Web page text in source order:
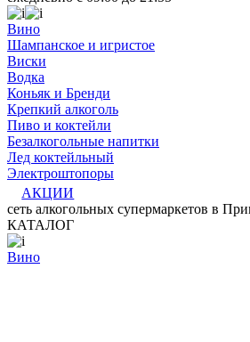
Вино
Шампанское и игристое
Виски
Водка
Коньяк и Бренди
Крепкий алкоголь
Пиво и коктейли
Безалкогольные напитки
Лед коктейльный
Электроштопоры
АКЦИИ
сеть алкогольных супермаркетов в
КАТАЛОГ
Вино